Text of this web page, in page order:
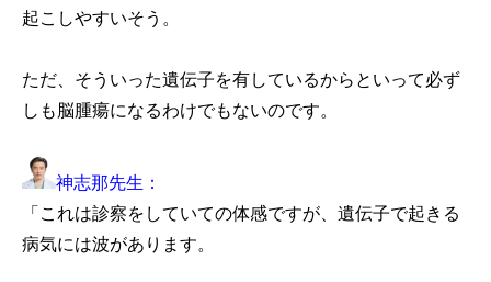
起こしやすいそう。
ただ、そういった遺伝子を有しているからといって必ず
しも脳腫瘍になるわけでもないのです。
神志那先生：
「これは診察をしていての体感ですが、遺伝子で起きる
病気には波があります。